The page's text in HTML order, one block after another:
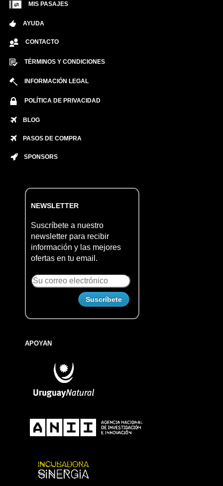
MIS PASAJES
AYUDA
CONTACTO
TÉRMINOS Y CONDICIONES
INFORMACIÓN LEGAL
POLÍTICA DE PRIVACIDAD
BLOG
PASOS DE COMPRA
SPONSORS
NEWSLETTER
Suscríbete a nuestro
newsletter para recibir
información y las mejores
ofertas en tu email.
APOYAN